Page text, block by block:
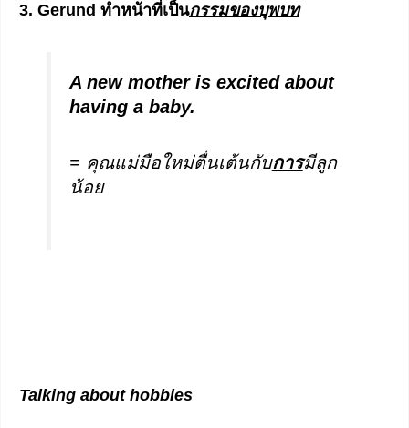
3. Gerund ทำหน้าที่เป็นกรรมของบุพบท
A new mother is excited about
having a baby.
= คุณแม่มือใหม่ตื่นเต้นกับการมีลูก
น้อย
Talking about hobbies